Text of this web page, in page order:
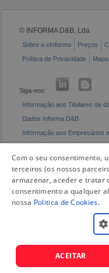
© INFORMA D&B, Lda
Sobre a eInforma Preços
Política de Privacidade
Siga-nos:
Informação aos Titulares de
Dados Informa D&B
Informação aos Empresários
Com o seu consentimento,
terceiros (os nossos
armazenar, aceder e tratar
consentimento a qualquer
nossa Politica de Cookies.
ACEITAR